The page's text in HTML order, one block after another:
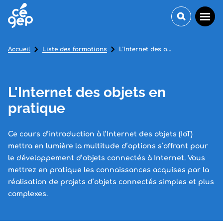
L'Internet des objets en
pratique
Ce cours d’introduction à l’Internet des objets (IoT)
mettra en lumière la multitude d’options s’offrant pour
le développement d’objets connectés à Internet. Vous
mettrez en pratique les connaissances acquises par la
réalisation de projets d’objets connectés simples et plus
complexes.
Accueil Liste des formations L'Internet des objets en pratique